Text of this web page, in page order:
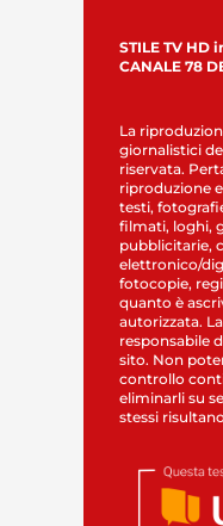
STILE TV HD
CANALE 78
La
giornalistici
riservata.
riproduzione
testi,
filmati, loghi,
pubblicitarie,
elettronico/
fotocopie,
quanto è
autorizzata.
responsabile
sito. Non
controllo
eliminarli su
stessi